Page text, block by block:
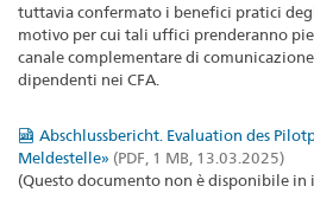
tuttavia confermato i benefici pratici
motivo per cui tali uffici prenderanno
canale complementare di
dipendenti nei CFA.
Abschlussbericht. Evaluation des
Meldestelle» (PDF, 1 MB, 13.03.2025)
(Questo documento non è disponibile in